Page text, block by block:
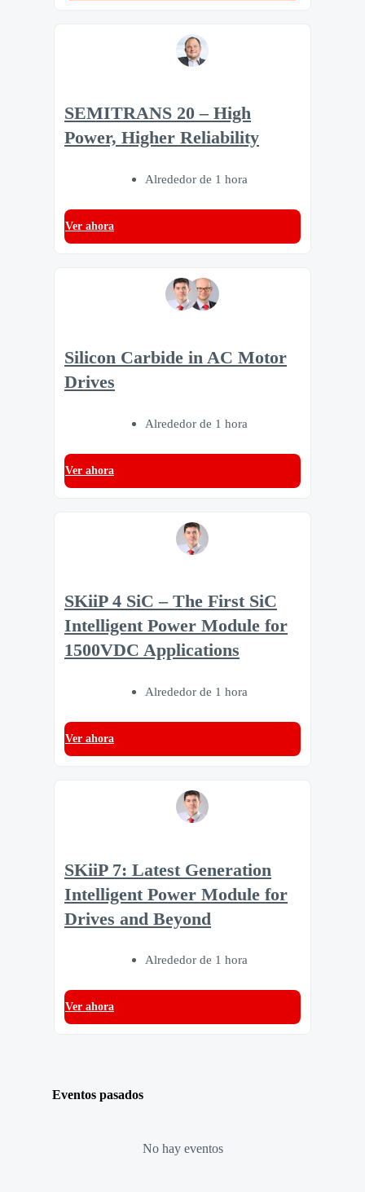
SEMITRANS 20 – High
Power, Higher Reliability
Alrededor de 1 hora
Ver ahora
Silicon Carbide in AC Motor
Drives
Alrededor de 1 hora
Ver ahora
SKiiP 4 SiC – The First SiC
Intelligent Power Module for
1500VDC Applications
Alrededor de 1 hora
Ver ahora
SKiiP 7: Latest Generation
Intelligent Power Module for
Drives and Beyond
Alrededor de 1 hora
Ver ahora
Eventos pasados
No hay eventos